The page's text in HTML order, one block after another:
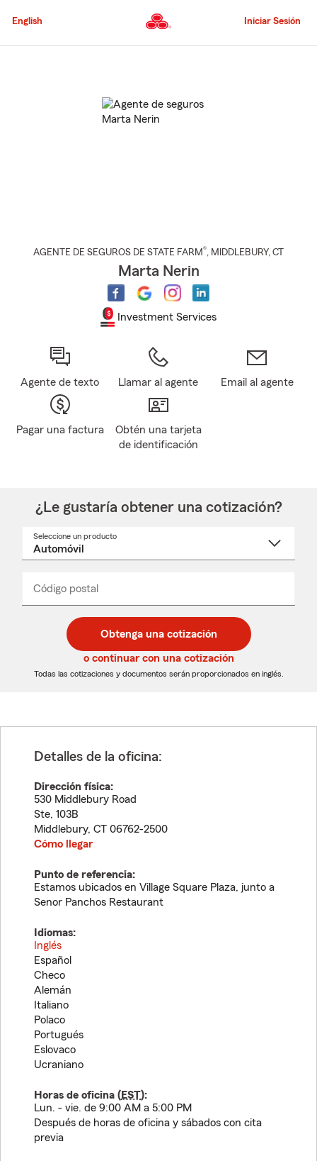
al
principal
English Iniciar Sesión
AGENTE DE SEGUROS DE STATE FARM®, MIDDLEBURY, CT
Marta Nerin
Investment Services
Agente de texto Llamar al agente Email al agente
Pagar una factura
Obtén una tarjeta
de identificación
¿Le gustaría obtener una cotización?
Seleccione un producto
desplegable
Código postal
de
5
dígitos
de
5
dígitos
_____
Obtenga una cotización
o continuar con una cotización
Todas las cotizaciones y documentos serán proporcionados en inglés.
Detalles de la oficina:
Dirección física:
530 Middlebury Road
Ste, 103B
Middlebury, CT 06762-2500
Cómo llegar
Punto de referencia:
Estamos ubicados en Village Square Plaza, junto a
Senor Panchos Restaurant
Idiomas:
Inglés
Español
Checo
Alemán
Italiano
Polaco
Portugués
Eslovaco
Ucraniano
Horas de oficina (EST):
Lun. - vie. de 9:00 AM a 5:00 PM
Después de horas de oficina y sábados con cita
previa